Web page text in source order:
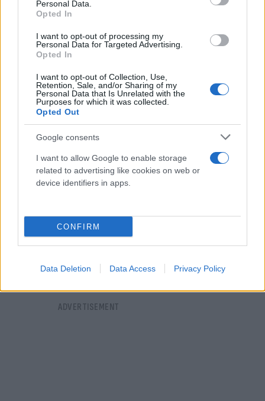
Personal Data.
Opted In
I want to opt-out of processing my
Personal Data for Targeted Advertising.
Opted In
I want to opt-out of Collection, Use,
Retention, Sale, and/or Sharing of my
Personal Data that Is Unrelated with the
Purposes for which it was collected.
Opted Out
Google consents
I want to allow Google to enable storage
related to advertising like cookies on web or
device identifiers in apps.
CONFIRM
Data Deletion Data Access Privacy Policy
Η Μύκονος... δεν προλαβαίνει τους σταρ: Νικόλ
Κίντμαν και Ζόε Σαλντάνα στο νησί των ανέμων
05.08.2026